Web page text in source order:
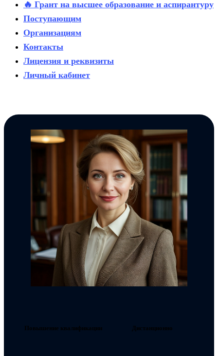
🔥 Грант на высшее образование и аспирантуру
Поступающим
Организациям
Контакты
Лицензия и реквизиты
Личный кабинет
Повышение квалификации Дистанционно